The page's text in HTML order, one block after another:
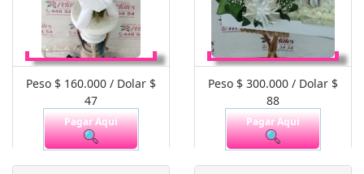
Peso $ 160.000 / Dolar $
47
Pagar Aquí
Peso $ 300.000 / Dolar $
88
Pagar Aquí